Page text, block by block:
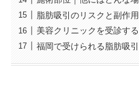
脂肪吸引のリスクと副作用
美容クリニックを受診す
福岡で受けられる脂肪吸